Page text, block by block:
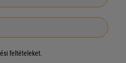
feltételeket.